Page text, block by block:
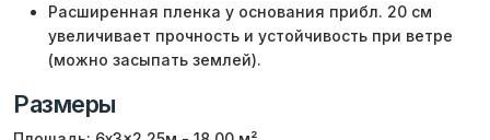
Расширенная пленка у основания прибл. 20 см
увеличивает прочность и устойчивость при ветре
(можно засыпать землей).
Размеры